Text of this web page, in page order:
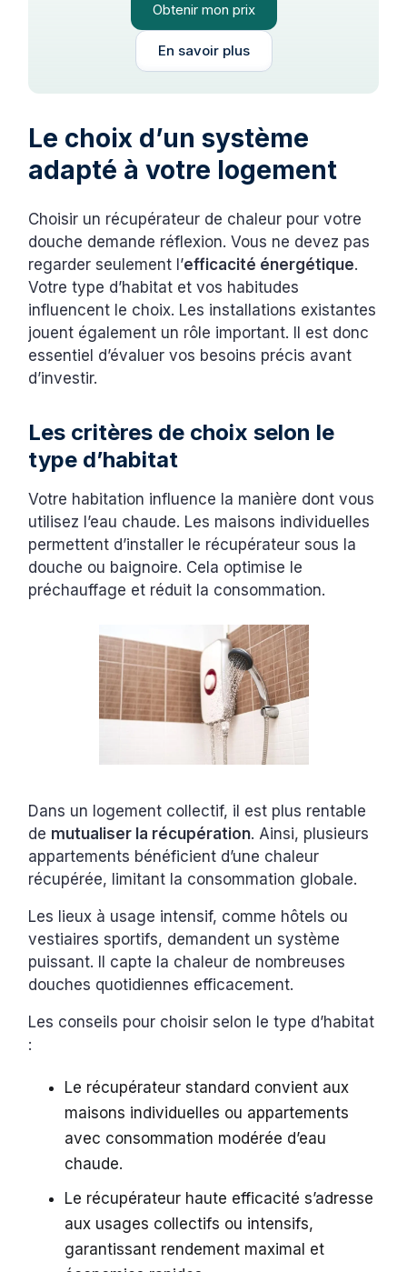
Obtenir mon prix
En savoir plus
Le choix d’un système
adapté à votre logement
Choisir un récupérateur de chaleur pour votre
douche demande réflexion. Vous ne devez pas
regarder seulement l’efficacité énergétique.
Votre type d’habitat et vos habitudes
influencent le choix. Les installations existantes
jouent également un rôle important. Il est donc
essentiel d’évaluer vos besoins précis avant
d’investir.
Les critères de choix selon le
type d’habitat
Votre habitation influence la manière dont vous
utilisez l’eau chaude. Les maisons individuelles
permettent d’installer le récupérateur sous la
douche ou baignoire. Cela optimise le
préchauffage et réduit la consommation.
Dans un logement collectif, il est plus rentable
de mutualiser la récupération. Ainsi, plusieurs
appartements bénéficient d’une chaleur
récupérée, limitant la consommation globale.
Les lieux à usage intensif, comme hôtels ou
vestiaires sportifs, demandent un système
puissant. Il capte la chaleur de nombreuses
douches quotidiennes efficacement.
Les conseils pour choisir selon le type d’habitat
:
Le récupérateur standard convient aux
maisons individuelles ou appartements
avec consommation modérée d’eau
chaude.
Le récupérateur haute efficacité s’adresse
aux usages collectifs ou intensifs,
garantissant rendement maximal et